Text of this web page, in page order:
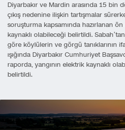
Diyarbakır ve Mardin arasında 15 bin
çıkış nedenine ilişkin tartışmalar
soruşturma kapsamında hazırlanan
kaynaklı olabileceği belirtildi.
göre köylülerin ve görgü tanıklarının
ışığında Diyarbakır Cumhuriyet
raporda, yangının elektrik kaynaklı
belirtildi.